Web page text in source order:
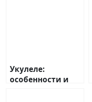
Укулеле:
особенности и